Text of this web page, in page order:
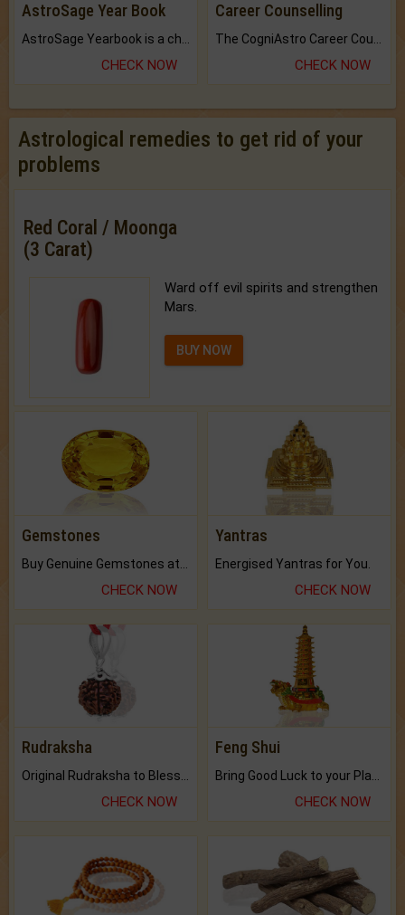
AstroSage Year Book
AstroSage Yearbook is a channel to fulfill your dreams and destiny.
CHECK NOW
Career Counselling
The CogniAstro Career Counselling Report is the most comprehensive report available on this topic.
CHECK NOW
Astrological remedies to get rid of your
problems
Red Coral / Moonga
(3 Carat)
Ward off evil spirits and strengthen
Mars.
BUY NOW
Gemstones
CHECK NOW
Yantras
Energised Yantras for You.
CHECK NOW
Rudraksha
CHECK NOW
Feng Shui
CHECK NOW